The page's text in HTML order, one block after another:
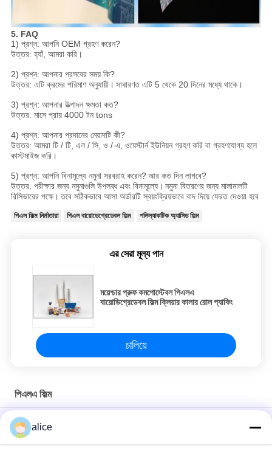
5. FAQ
1) প্রশ্ন: আপনি OEM গ্রহণ করেন?
উত্তর: হ্যাঁ, আমরা করি।
2) প্রশ্ন: আপনার প্রসবের সময় কি?
উত্তর: এটি ক্রমের পরিমাণ অনুযায়ী। সাধারণত এটি 5 থেকে 20 দিনের মধ্যে থাকে।
3) প্রশ্ন: আপনার উত্পাদন ক্ষমতা কত?
উত্তর: মাসে প্রায় 4000 টন tons
4) প্রশ্ন: আপনার প্রদানের মেয়াদটি কী?
উত্তর: আমরা টি / টি, এল / সি, ও / এ, ওয়েস্টার্ন ইউনিয়ন গ্রহণ করি বা গ্রহণযোগ্য হলে
কাস্টমাইজ করি।
5) প্রশ্ন: আপনি বিনামূল্যে নমুনা সরবরাহ করেন?আর কত দিন লাগবে?
উত্তর: পরীক্ষার জন্য নমুনাগুলি উপলব্ধ এবং বিনামূল্যে। নমুনা বিতরণের জন্য মালামালটি
রিসিভারের পক্ষে। তবে সঠিকভাবে আসা অর্ডারটি স্বয়ংক্রিয়ভাবে বাদ দিয়ে ফেরত দেওয়া হবে
পিএল ফিল্ম নির্মাতারা পিএল বায়োডেগ্রেডেবল ফিল্ম পলিল্যাকটিক অ্যাসিড ফিল্ম
এর সেরা মূল্য পান
ময়েশ্চার প্রুফ কমপোস্টেবল পিএলএ
বায়োডিগ্রেডেবল ফিল্ম ক্লিয়ার কালার রোল প্যাকিং
চালিয়ে
পিএলএ ফিল্ম
রোলস ফুড প্যাকেজ পিএলএ ফিল্ম 100% কম্পোস্টেবল এবং বায়োডেগ্রেডেবল
100% বায়োডেগ্রেডেবল পলিল্যাকটিক অ্যাসিড পিএলএ ফিল্ম রোলস প্রস্থ প্রস্থ কাস্টম
alice